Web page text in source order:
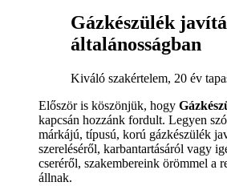
Gázkészülék
általánosságban
Kiváló szakértelem, 20 év
Először is köszönjük, hogy
kapcsán hozzánk fordult. Legyen
márkájú, típusú, korú gázkészülék
szereléséről, karbantartásáról vagy
cseréről, szakembereink örömmel a
állnak.